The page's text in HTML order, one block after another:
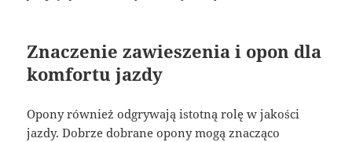
Znaczenie zawieszenia i opon dla
komfortu jazdy
Opony również odgrywają istotną rolę w jakości
jazdy. Dobrze dobrane opony mogą znacząco